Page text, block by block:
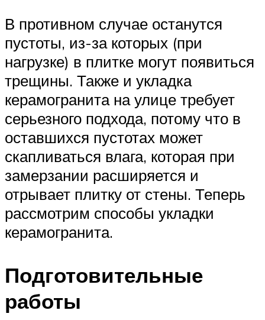
В противном случае останутся
пустоты, из-за которых (при
нагрузке) в плитке могут появиться
трещины. Также и укладка
керамогранита на улице требует
серьезного подхода, потому что в
оставшихся пустотах может
скапливаться влага, которая при
замерзании расширяется и
отрывает плитку от стены. Теперь
рассмотрим способы укладки
керамогранита.
Подготовительные
работы